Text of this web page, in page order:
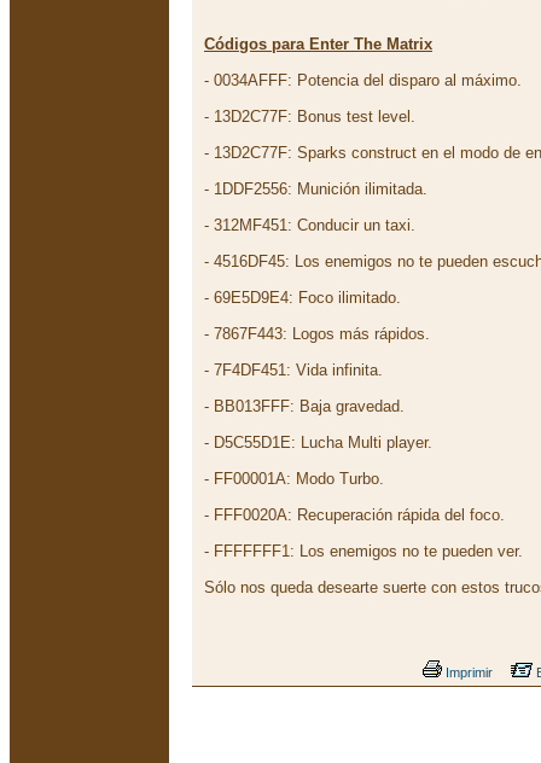
Códigos para Enter The Matrix
- 0034AFFF: Potencia del disparo al máximo.
- 13D2C77F: Bonus test level.
- 13D2C77F: Sparks construct en el modo de
- 1DDF2556: Munición ilimitada.
- 312MF451: Conducir un taxi.
- 4516DF45: Los enemigos no te pueden
- 69E5D9E4: Foco ilimitado.
- 7867F443: Logos más rápidos.
- 7F4DF451: Vida infinita.
- BB013FFF: Baja gravedad.
- D5C55D1E: Lucha Multi player.
- FF00001A: Modo Turbo.
- FFF0020A: Recuperación rápida del foco.
- FFFFFFF1: Los enemigos no te pueden ver.
Sólo nos queda desearte suerte con estos
Imprimir